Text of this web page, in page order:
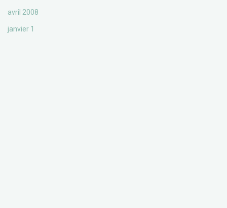
avril 2008
janvier 1